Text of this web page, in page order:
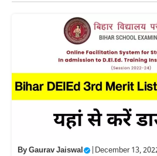
ByGaurav Jaiswal December 13,